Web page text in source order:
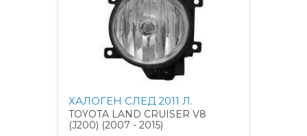
ХАЛОГЕН СЛЕД 2011 Л.
TOYOTA LAND CRUISER V8
(J200) (2007 - 2015)